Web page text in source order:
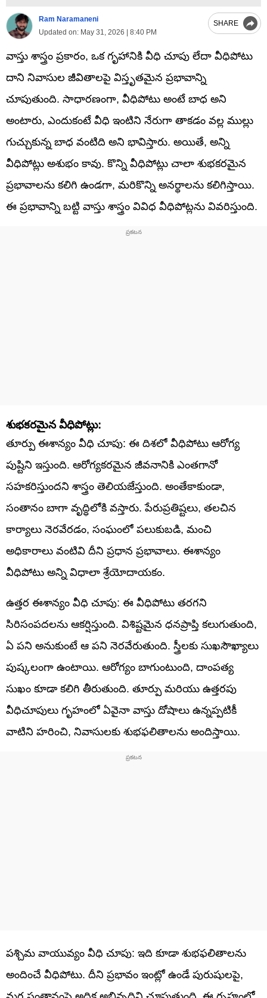
Ram Naramaneni
Updated on: May 31, 2026 | 8:40 PM
SHARE
వాస్తు శాస్త్రం ప్రకారం, ఒక గృహానికి వీధి చూపు లేదా వీధిపోటు
దాని నివాసుల జీవితాలపై విస్తృతమైన ప్రభావాన్ని
చూపుతుంది. సాధారణంగా, వీధిపోటు అంటే బాధ అని
అంటారు, ఎందుకంటే వీధి ఇంటిని నేరుగా తాకడం వల్ల ముల్లు
గుచ్చుకున్న బాధ వంటిది అని భావిస్తారు. అయితే, అన్ని
వీధిపోట్లు అశుభం కావు. కొన్ని వీధిపోట్లు చాలా శుభకరమైన
ప్రభావాలను కలిగి ఉండగా, మరికొన్ని అనర్థాలను కలిగిస్తాయి.
ఈ ప్రభావాన్ని బట్టి వాస్తు శాస్త్రం వివిధ వీధిపోట్లను వివరిస్తుంది.
శుభకరమైన వీధిపోట్లు:
తూర్పు ఈశాన్యం వీధి చూపు: ఈ దిశలో వీధిపోటు ఆరోగ్య
పుష్టిని ఇస్తుంది. ఆరోగ్యకరమైన జీవనానికి ఎంతగానో
సహకరిస్తుందని శాస్త్రం తెలియజేస్తుంది. అంతేకాకుండా,
సంతానం బాగా వృద్ధిలోకి వస్తారు. పేరుప్రతిష్టలు, తలచిన
కార్యాలు నెరవేరడం, సంఘంలో పలుకుబడి, మంచి
అధికారాలు వంటివి దీని ప్రధాన ప్రభావాలు. ఈశాన్యం
వీధిపోటు అన్ని విధాలా శ్రేయోదాయకం.
ఉత్తర ఈశాన్యం వీధి చూపు: ఈ వీధిపోటు తరగని
సిరిసంపదలను ఆకర్షిస్తుంది. విశిష్టమైన ధనప్రాప్తి కలుగుతుంది,
ఏ పని అనుకుంటే ఆ పని నెరవేరుతుంది. స్త్రీలకు సుఖసౌఖ్యాలు
పుష్కలంగా ఉంటాయి. ఆరోగ్యం బాగుంటుంది, దాంపత్య
సుఖం కూడా కలిగి తీరుతుంది. తూర్పు మరియు ఉత్తరపు
వీధిచూపులు గృహంలో ఏవైనా వాస్తు దోషాలు ఉన్నప్పటికీ
వాటిని హరించి, నివాసులకు శుభఫలితాలను అందిస్తాయి.
పశ్చిమ వాయువ్యం వీధి చూపు: ఇది కూడా శుభఫలితాలను
అందించే వీధిపోటు. దీని ప్రభావం ఇంట్లో ఉండే పురుషులపై,